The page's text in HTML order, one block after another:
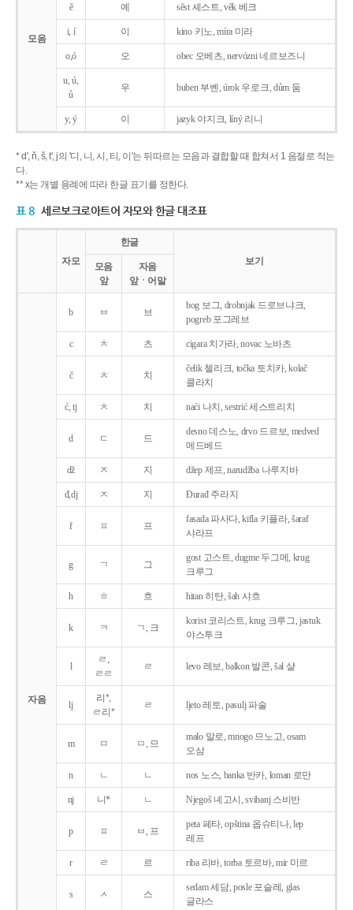
모음
ě 예 sěst 셰스트, věk 베크
i, í 이 kino 키노, míra 미라
o,ó 오 obec 오베츠, nervózni 네르보즈니
u, ú,
ů
우 buben 부벤, úrok 우로크, dům 둠
y, ý 이 jazyk야지크, líný 리니
* d', ň, š, t', j의 '디, 니, 시, 티, 이'는 뒤따르는 모음과 결합할 때 합쳐서 1 음절로 적는
다.
** x는 개별 용례에 따라 한글 표기를 정한다.
표 8 세르보크로아트어 자모와 한글 대조표
자모
한글
보기
모음
앞
자음
앞ㆍ어말
자음
b ㅂ 브
bog 보그, drobnjak 드로브냐크,
pogreb 포그레브
c ㅊ 츠 cigara 치가라, novac 노바츠
č ㅊ 치
čelik 첼리크, točka 토치카, kolač
콜라치
ć, tj ㅊ 치 naći 나치, sestrić 세스트리치
d ㄷ 드
desno 데스노, drvo 드르보, medved
메드베드
dž ㅈ 지 džep 제프, narudžba 나루지바
đ,dj ㅈ 지 Ðurađ 주라지
f ㅍ 프
fasada 파사다, kifla 키플라, šaraf
샤라프
g ㄱ 그
gost 고스트, dugme 두그메, krug
크루그
h ㅎ 흐 hitan 히탄, šah 샤흐
k ㅋ ㄱ, 크
korist 코리스트, krug 크루그, jastuk
야스투크
l
ㄹ,
ㄹㄹ
ㄹ levo 레보, balkon 발콘, šal 샬
lj
리*,
ㄹ리*
ㄹ ljeto 레토, pasulj 파술
m ㅁ ㅁ, 므
malo 말로, mnogo 므노고, osam
오삼
n ㄴ ㄴ nos 노스, banka 반카, loman 로만
nj 니* ㄴ Njegoš 녜고시, svibanj 스비반
p ㅍ ㅂ, 프
peta 페타, opština 옵슈티나, lep
레프
r ㄹ 르 riba 리바, torba 토르바, mir 미르
s ㅅ 스
sedam 세담, posle 포슬레, glas
글라스